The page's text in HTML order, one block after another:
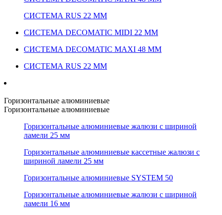
СИСТЕМА RUS 22 ММ
СИСТЕМА DECOMATIC MIDI 22 ММ
СИСТЕМА DECOMATIC MAXI 48 ММ
СИСТЕМА RUS 22 ММ
Горизонтальные алюминиевые
Горизонтальные алюминиевые
Горизонтальные алюминиевые жалюзи с шириной
ламели 25 мм
Горизонтальные алюминиевые кассетные жалюзи с
шириной ламели 25 мм
Горизонтальные алюминиевые SYSTEM 50
Горизонтальные алюминиевые жалюзи с шириной
ламели 16 мм